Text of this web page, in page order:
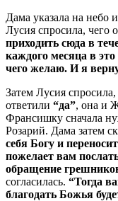
Дама указала на небо и
Лусия спросила, чего
приходить сюда в
каждого месяца в
чего желаю. И я
Затем Лусия
ответили “да”, она и
Франсишку сначала
Розарий. Дама затем
себя Богу и
пожелает вам
обращение
согласилась. “Тогда
благодать Божья